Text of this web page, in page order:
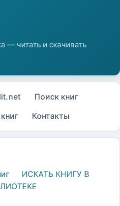
Поиск книг
Контакты
ИСКАТЬ КНИГУ В